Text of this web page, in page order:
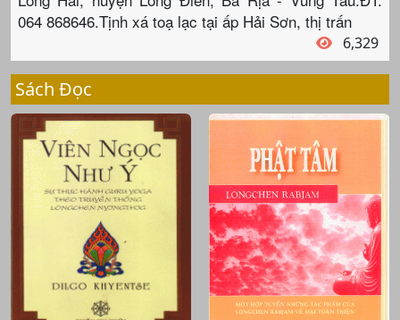
064 868646.Tịnh xá toạ lạc tại ấp Hải Sơn, thị trấn
6,329
Sách Đọc